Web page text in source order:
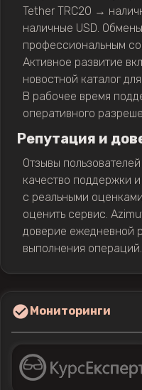
Tether TRC20 →
наличные USD.
профессиональным
Активное развитие
новостной каталог
В рабочее время
оперативного
Репутация и
Отзывы
качество поддержки
с реальными
оценить сервис.
доверие ежедневной
выполнения операций.
Мониторинги